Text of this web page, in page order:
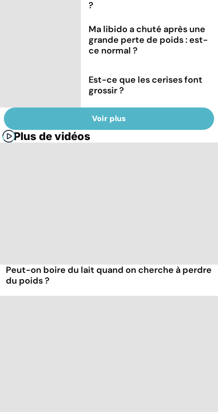
?
Ma libido a chuté après une
grande perte de poids : est-
ce normal ?
Est-ce que les cerises font
grossir ?
Voir plus
Plus de vidéos
Peut-on boire du lait quand on cherche à perdre
du poids ?